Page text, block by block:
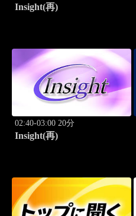
Insight(再)
02:40-03:00 20分
Insight(再)